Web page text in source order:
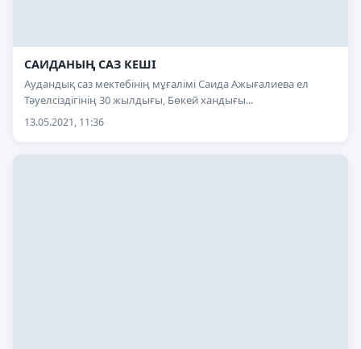
САИДАНЫҢ САЗ КЕШІ
Аудандық саз мектебінің мұғалімі Саида Ажығалиева ел
Тәуелсіздігінің 30 жылдығы, Бөкей хандығы...
13.05.2021, 11:36